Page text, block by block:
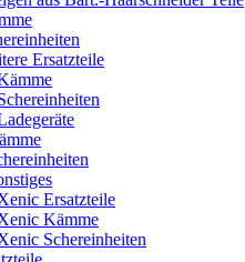
Ersatzteile
Ersatzteile
Kämme
Schereinheiten